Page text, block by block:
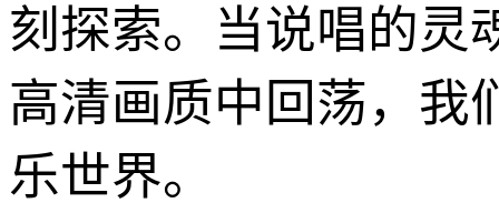
刻探索。当说唱的灵
高清画质中回荡，我
乐世界。